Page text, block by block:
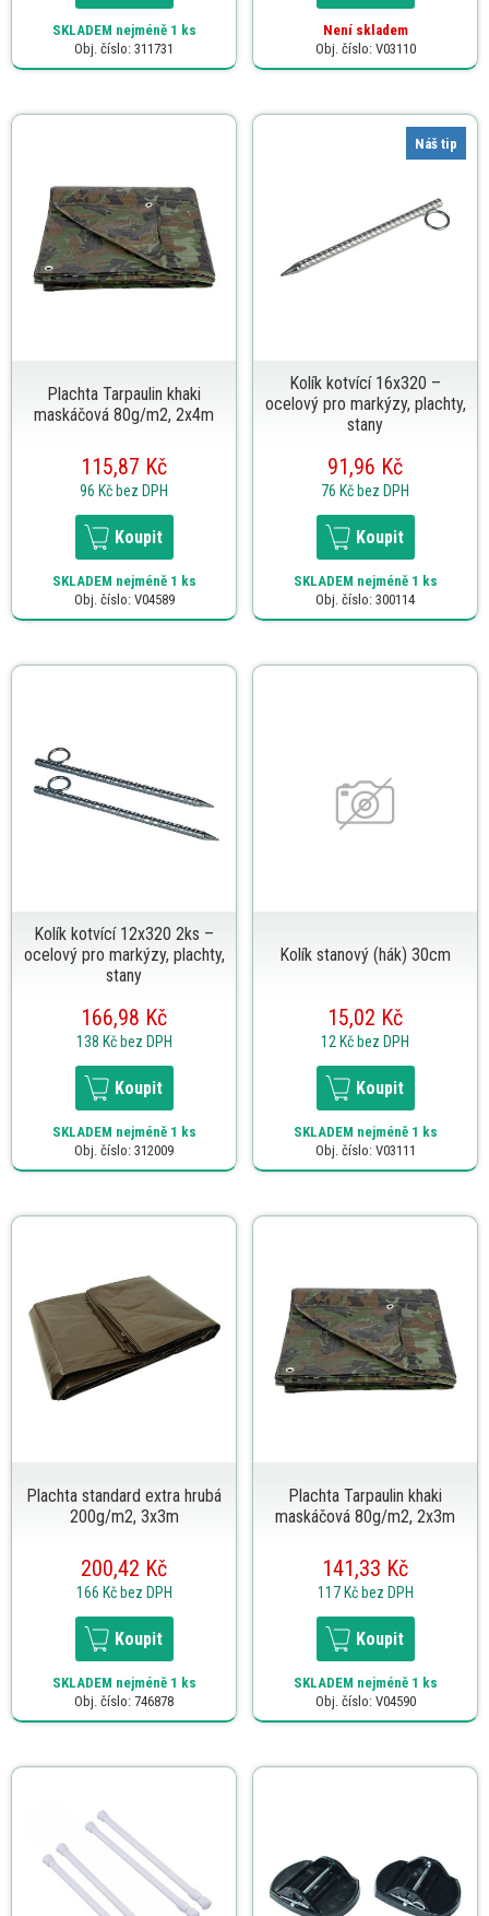
SKLADEM nejméně 1 ks
Obj. číslo: 311731
Není skladem
Obj. číslo: V03110
Plachta Tarpaulin khaki
maskáčová 80g/m2, 2x4m
115,87 Kč
96 Kč bez DPH
Koupit
SKLADEM nejméně 1 ks
Obj. číslo: V04589
Náš tip
Kolík kotvící 16x320 –
ocelový pro markýzy, plachty,
stany
91,96 Kč
76 Kč bez DPH
Koupit
SKLADEM nejméně 1 ks
Obj. číslo: 300114
Kolík kotvící 12x320 2ks –
ocelový pro markýzy, plachty,
stany
166,98 Kč
138 Kč bez DPH
Koupit
SKLADEM nejméně 1 ks
Obj. číslo: 312009
Kolík stanový (hák) 30cm
15,02 Kč
12 Kč bez DPH
Koupit
SKLADEM nejméně 1 ks
Obj. číslo: V03111
Plachta standard extra hrubá
200g/m2, 3x3m
200,42 Kč
166 Kč bez DPH
Koupit
SKLADEM nejméně 1 ks
Obj. číslo: 746878
Plachta Tarpaulin khaki
maskáčová 80g/m2, 2x3m
141,33 Kč
117 Kč bez DPH
Koupit
SKLADEM nejméně 1 ks
Obj. číslo: V04590